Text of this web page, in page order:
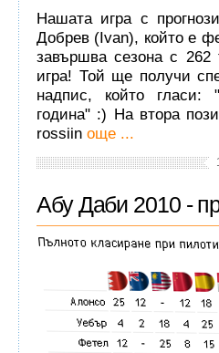
Нашата игра с
Добрев (Ivan), който е
завършва сезона с 262
игра! Той ще получи
надпис, който
година" :) На втора
rossiin още ...
Абу Даби 2010 -